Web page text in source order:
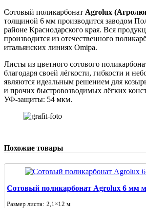
Сотовый поликарбонат Agrolux
толщиной 6 мм производится заводом
районе Краснодарского края. Вся
производится из отечественного
итальянских линиях Omipa.
Листы из цветного сотового
благодаря своей лёгкости, гибкости и
являются идеальным решением для
и прочих быстровозводимых лёгких
УФ-защиты: 54 мкм.
Похожие товары
Сотовый поликарбонат Agrolux 6 мм
Размер листа: 2,1×12 м